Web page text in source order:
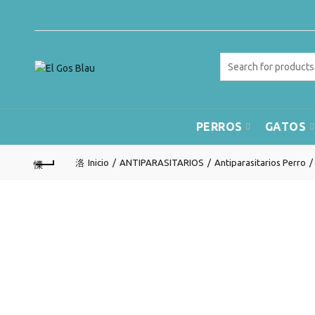
PERROS GATOS
Inicio ANTIPARASITARIOS Antiparasitarios Perro